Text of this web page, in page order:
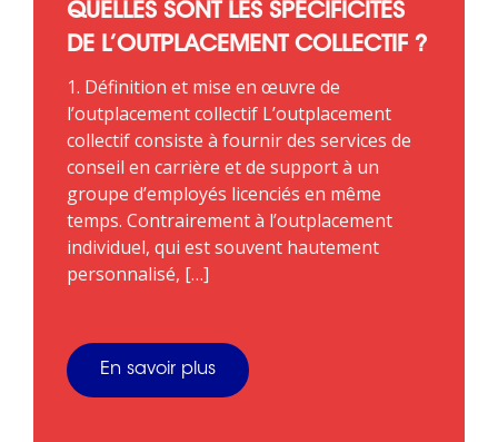
QUELLES SONT LES SPÉCIFICITÉS
DE L’OUTPLACEMENT COLLECTIF ?
1. Définition et mise en œuvre de
l’outplacement collectif L’outplacement
collectif consiste à fournir des services de
conseil en carrière et de support à un
groupe d’employés licenciés en même
temps. Contrairement à l’outplacement
individuel, qui est souvent hautement
personnalisé, […]
En savoir plus